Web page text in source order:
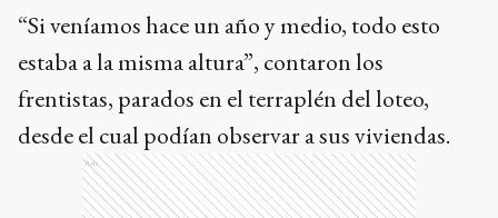
“Si veníamos hace un año y medio, todo esto
estaba a la misma altura”, contaron los
frentistas, parados en el terraplén del loteo,
desde el cual podían observar a sus viviendas.
Ads